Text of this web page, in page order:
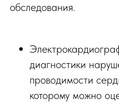
обследования.
диагностики
проводимости
которому можно